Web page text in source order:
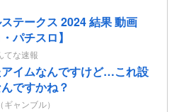
テークス 2024 結果 動画
パチスロ】
てな速報
イムなんですけど…これ設
ですかね？
ャンブル）